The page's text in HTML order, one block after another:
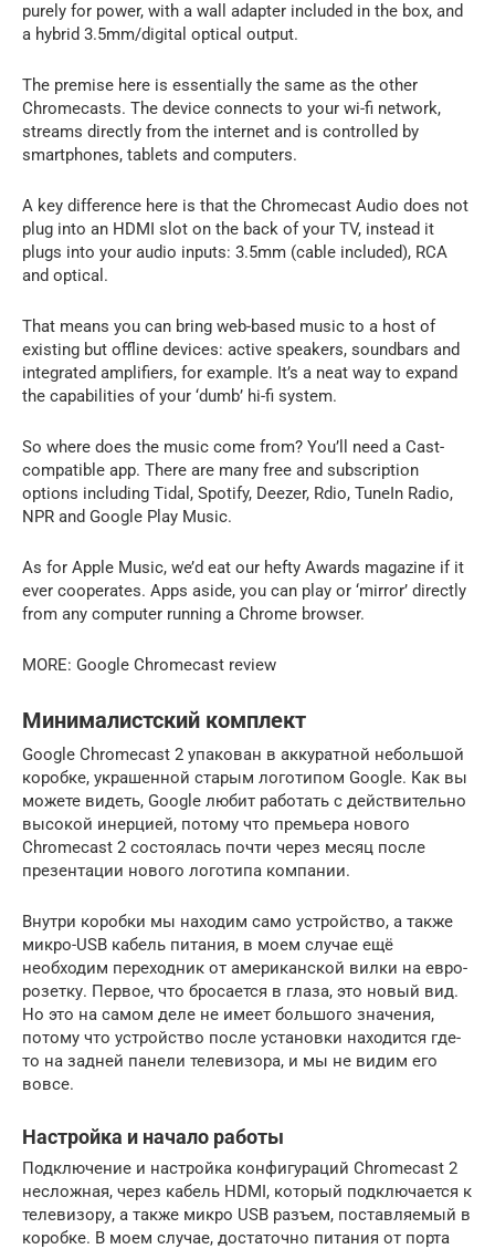
purely for power, with a wall adapter included in the box, and
a hybrid 3.5mm/digital optical output.
The premise here is essentially the same as the other
Chromecasts. The device connects to your wi-fi network,
streams directly from the internet and is controlled by
smartphones, tablets and computers.
A key difference here is that the Chromecast Audio does not
plug into an HDMI slot on the back of your TV, instead it
plugs into your audio inputs: 3.5mm (cable included), RCA
and optical.
That means you can bring web-based music to a host of
existing but offline devices: active speakers, soundbars and
integrated amplifiers, for example. It’s a neat way to expand
the capabilities of your ‘dumb’ hi-fi system.
So where does the music come from? You’ll need a Cast-
compatible app. There are many free and subscription
options including Tidal, Spotify, Deezer, Rdio, TuneIn Radio,
NPR and Google Play Music.
As for Apple Music, we’d eat our hefty Awards magazine if it
ever cooperates. Apps aside, you can play or ‘mirror’ directly
from any computer running a Chrome browser.
MORE: Google Chromecast review
Минималистский комплект
Google Chromecast 2 упакован в аккуратной небольшой
коробке, украшенной старым логотипом Google. Как вы
можете видеть, Google любит работать с действительно
высокой инерцией, потому что премьера нового
Chromecast 2 состоялась почти через месяц после
презентации нового логотипа компании.
Внутри коробки мы находим само устройство, а также
микро-USB кабель питания, в моем случае ещё
необходим переходник от американской вилки на евро-
розетку. Первое, что бросается в глаза, это новый вид.
Но это на самом деле не имеет большого значения,
потому что устройство после установки находится где-
то на задней панели телевизора, и мы не видим его
вовсе.
Настройка и начало работы
Подключение и настройка конфигураций Chromecast 2
несложная, через кабель HDMI, который подключается к
телевизору, а также микро USB разъем, поставляемый в
коробке. В моем случае, достаточно питания от порта